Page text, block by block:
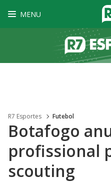
MENU
R7 Esportes Futebol
Botafogo
profissional
scouting